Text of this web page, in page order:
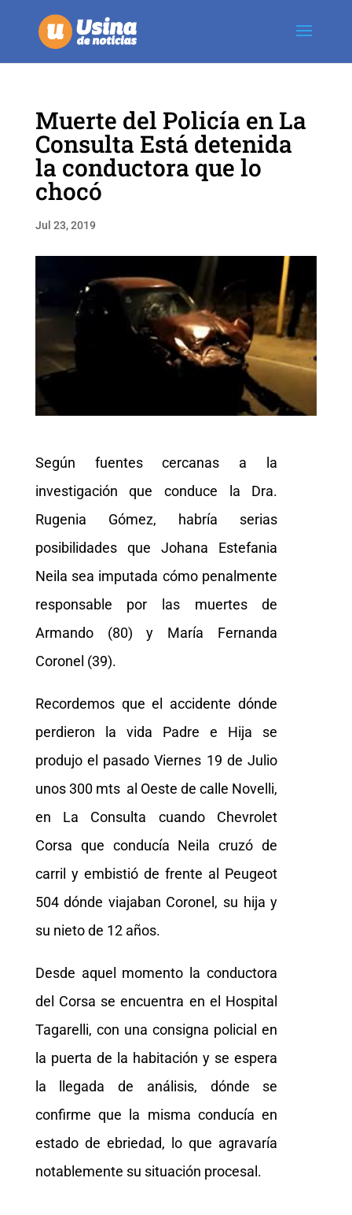
Muerte del Policía en La
Consulta Está detenida
la conductora que lo
chocó
Jul 23, 2019
Según fuentes cercanas a la
investigación que conduce la Dra.
Rugenia Gómez, habría serias
posibilidades que Johana Estefania
Neila sea imputada cómo penalmente
responsable por las muertes de
Armando (80) y María Fernanda
Coronel (39).
Recordemos que el accidente dónde
perdieron la vida Padre e Hija se
produjo el pasado Viernes 19 de Julio
unos 300 mts al Oeste de calle Novelli,
en La Consulta cuando Chevrolet
Corsa que conducía Neila cruzó de
carril y embistió de frente al Peugeot
504 dónde viajaban Coronel, su hija y
su nieto de 12 años.
Desde aquel momento la conductora
del Corsa se encuentra en el Hospital
Tagarelli, con una consigna policial en
la puerta de la habitación y se espera
la llegada de análisis, dónde se
confirme que la misma conducía en
estado de ebriedad, lo que agravaría
notablemente su situación procesal.